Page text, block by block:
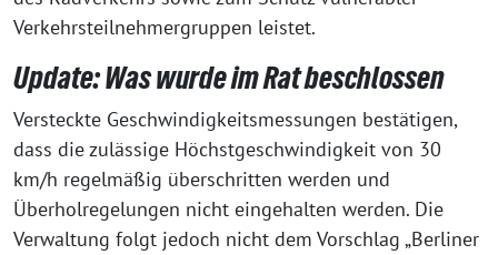
Verkehrsteilnehmergruppen leistet.
Update: Was wurde im Rat beschlossen
Versteckte Geschwindigkeitsmessungen bestätigen,
dass die zulässige Höchstgeschwindigkeit von 30
km/h regelmäßig überschritten werden und
Überholregelungen nicht eingehalten werden. Die
Verwaltung folgt jedoch nicht dem Vorschlag „Berliner